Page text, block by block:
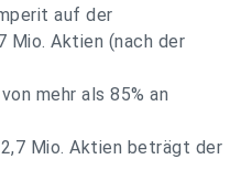
auf der
Mio. Aktien (nach der
mehr als 85% an
Mio. Aktien beträgt der